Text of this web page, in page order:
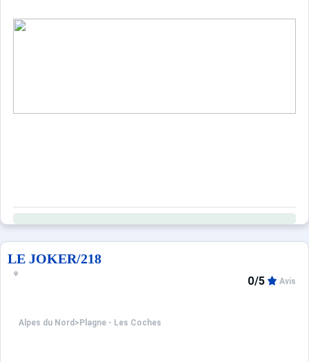
LE JOKER/218
Alpes du Nord > Plagne - Les Coches
0/5 Avis